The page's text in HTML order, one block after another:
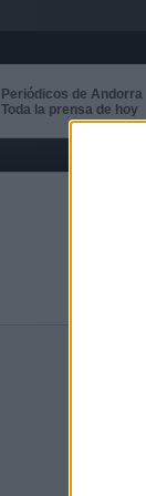
Periódicos de Andorra
Toda la prensa de hoy